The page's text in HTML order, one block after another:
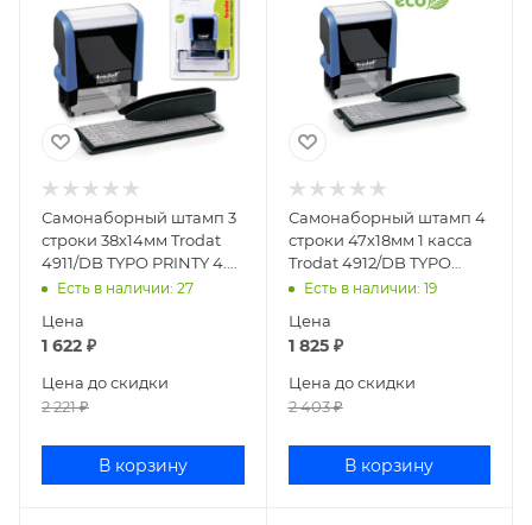
Самонаборный штамп 3
строки 38х14мм Trodat
4911/DB TYPO PRINTY 4.0
43199
Есть в наличии: 27
Цена
1 622 ₽
Цена до скидки
2 221₽
В корзину
Самонаборный штамп 4
строки 47х18мм 1 касса
Trodat 4912/DB TYPO
PRINTY 4.0 67581
Есть в наличии: 19
Цена
1 825₽
Цена до скидки
2 403₽
В корзину